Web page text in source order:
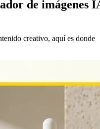
de imágenes
creativo, aquí es donde